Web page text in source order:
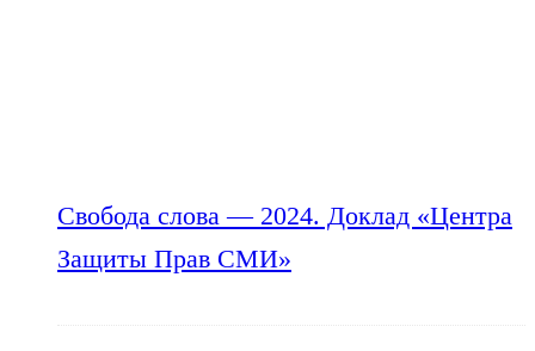
Свобода слова — 2024. Доклад «Центра
Защиты Прав СМИ»